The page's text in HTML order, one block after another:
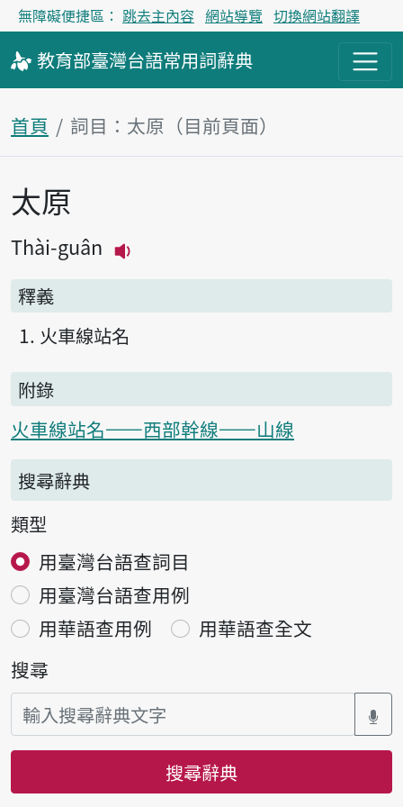
無障礙便捷區： 跳去主內容 網站導覽 切換網站翻譯
教育部臺灣台語常用詞辭典
首頁 詞目：太原（目前頁面）
主內容區塊
太原
Thài-guân
釋義
火車線站名
附錄
火車線站名——西部幹線——山線
搜尋辭典
類型
用臺灣台語查詞目
用臺灣台語查用例
用華語查用例
用華語查全文
搜尋
搜尋辭典